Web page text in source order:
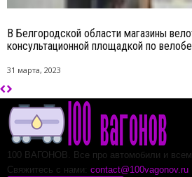
В Белгородской области магазины
консультационной площадкой по
31 марта, 2023
100 ВАГОНОВ. Все про автомобили и
Свяжитесь с нами: contact@100vagonov.ru